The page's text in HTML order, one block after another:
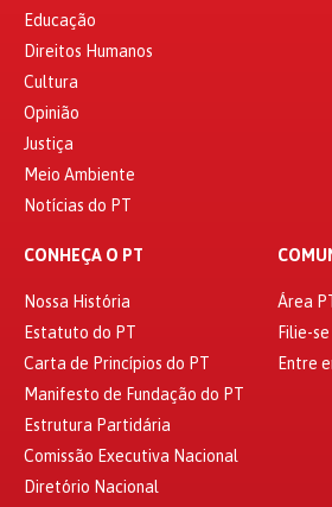
Educação
Direitos Humanos
Cultura
Opinião
Justiça
Meio Ambiente
Notícias do PT
CONHEÇA O PT
Nossa História
Estatuto do PT
Carta de Princípios do PT
Manifesto de Fundação do PT
Estrutura Partidária
Comissão Executiva Nacional
Diretório Nacional
Área
Filie-se
Entre